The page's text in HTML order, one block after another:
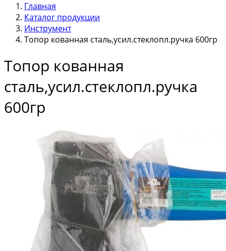
Главная
Каталог продукции
Инструмент
Топор кованная сталь,усил.стеклопл.ручка 600гр
Топор кованная
сталь,усил.стеклопл.ручка
600гр